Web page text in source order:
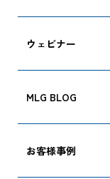
ウェビナー
MLG BLOG
お客様事例